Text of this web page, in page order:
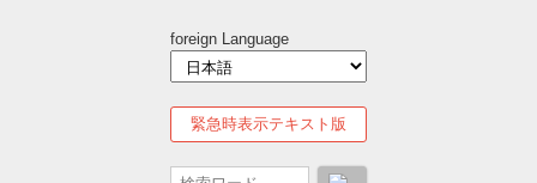
foreign Language
緊急時表示テキスト版